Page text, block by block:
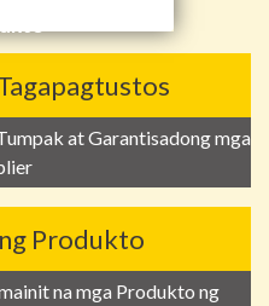
at Garantisadong mga
Produkto
na mga Produkto ng